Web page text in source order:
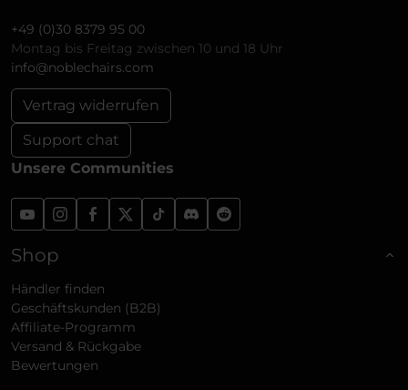
+49 (0)30 8379 95 00
Montag bis Freitag zwischen 10 und 18 Uhr
info@noblechairs.com
Vertrag widerrufen
Support chat
Unsere Communities
Shop
Händler finden
Geschäftskunden (B2B)
Affiliate-Programm
Versand & Rückgabe
Bewertungen